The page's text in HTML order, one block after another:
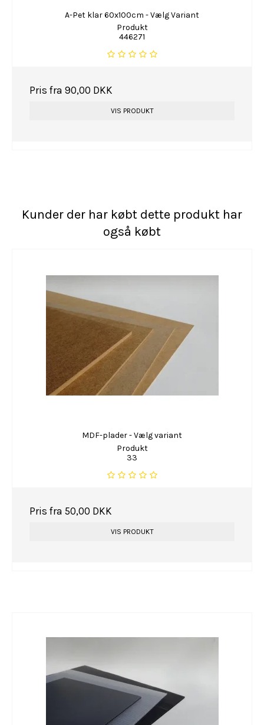
A-Pet klar 60x100cm - Vælg Variant
Produkt
446271
Pris fra 90,00 DKK
VIS PRODUKT
Kunder der har købt dette produkt har
også købt
MDF-plader - Vælg variant
Produkt
33
Pris fra 50,00 DKK
VIS PRODUKT